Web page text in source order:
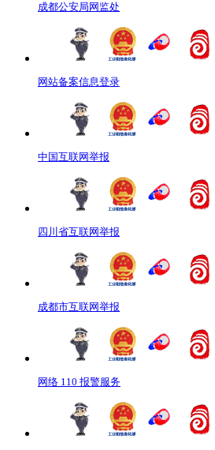
成都公安局网监处
网站备案信息登录
中国互联网举报
四川省互联网举报
成都市互联网举报
网络 110 报警服务